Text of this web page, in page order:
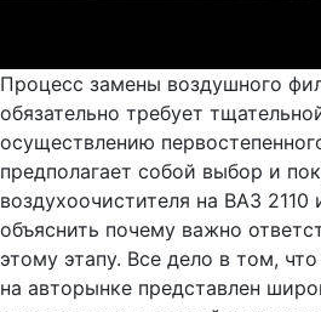
Процесс замены воздушного
обязательно требует
осуществлению
предполагает собой выбор и
воздухоочистителя на ВАЗ 2110
объяснить почему важно
этому этапу. Все дело в том,
на авторынке представлен